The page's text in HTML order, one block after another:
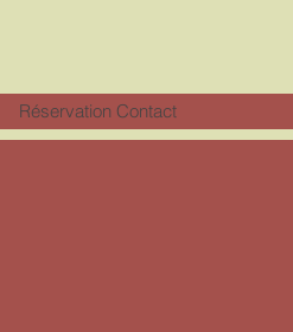
Réservation Contact